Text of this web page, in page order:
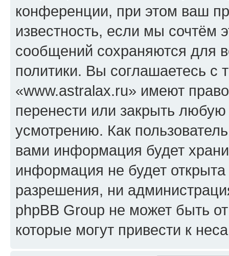
конференции, при этом ваш
известность, если мы сочтём
сообщений сохраняются для
политики. Вы соглашаетесь
«www.astralax.ru» имеют
перенести или закрыть
усмотрению. Как
вами информация будет
информация не будет
разрешения, ни
phpBB Group не может быть
которые могут привести к